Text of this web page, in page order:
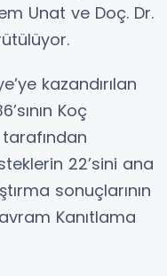
Unat ve Doç. Dr.
kazandırılan
Koç
22’sini ana
sonuçlarının
Kanıtlama